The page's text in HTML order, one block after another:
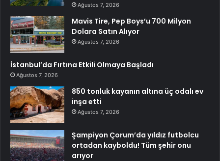
Ağustos 7, 2026
Mavis Tire, Pep Boys’u 700 Milyon
Dolara Satın Alıyor
Ağustos 7, 2026
İstanbul’da Fırtına Etkili Olmaya Başladı
Ağustos 7, 2026
850 tonluk kayanın altına üç odalı ev
inşa etti
Ağustos 7, 2026
Şampiyon Çorum’da yıldız futbolcu
ortadan kayboldu! Tüm şehir onu
arıyor